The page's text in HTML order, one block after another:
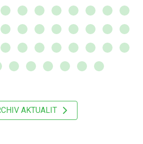
AKTUALIT